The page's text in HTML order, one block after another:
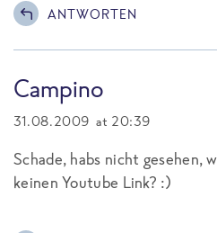
ANTWORTEN
Campino
31.08.2009 at 20:39
Schade, habs nicht gesehen,
keinen Youtube Link? :)